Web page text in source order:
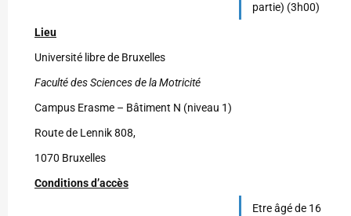
partie) (3h00)
Lieu
Université libre de Bruxelles
Faculté des Sciences de la Motricité
Campus Erasme – Bâtiment N (niveau 1)
Route de Lennik 808,
1070 Bruxelles
Conditions d’accès
Etre âgé de 16